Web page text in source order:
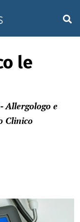
le
- Allergologo e
Clinico